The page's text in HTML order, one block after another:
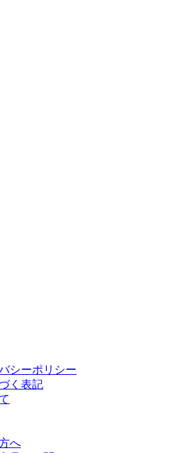
シーポリシー
く表記
へ